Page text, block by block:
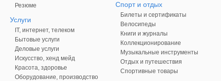
Резюме
Услуги
IT, интернет, телеком
Бытовые услуги
Деловые услуги
Искусство, хенд мейд
Красота, здоровье
Оборудование, производство
Спорт и отдых
Билеты и сертификаты
Велосипеды
Книги и журналы
Коллекционирование
Музыкальные инструменты
Отдых и путешествия
Спортивные товары